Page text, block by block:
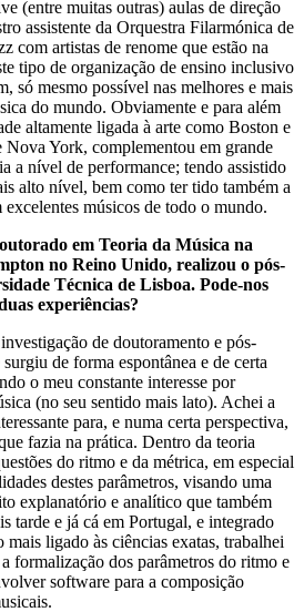
(entre muitas outras) aulas de direção
assistente da Orquestra Filarmónica de
com artistas de renome que estão na
tipo de organização de ensino inclusivo
só mesmo possível nas melhores e mais
do mundo. Obviamente e para além
altamente ligada à arte como Boston e
Nova York, complementou em grande
a nível de performance; tendo assistido
alto nível, bem como ter tido também a
músicos de todo o mundo.
em Teoria da Música na
no Reino Unido, realizou o pós-
Técnica de Lisboa. Pode-nos
experiências?
de doutoramento e pós-
de forma espontânea e de certa
o meu constante interesse por
(no seu sentido mais lato). Achei a
para, e numa certa perspectiva,
fazia na prática. Dentro da teoria
do ritmo e da métrica, em especial
destes parâmetros, visando uma
explanatório e analítico que também
tarde e já cá em Portugal, e integrado
ligado às ciências exatas, trabalhei
formalização dos parâmetros do ritmo e
software para a composição